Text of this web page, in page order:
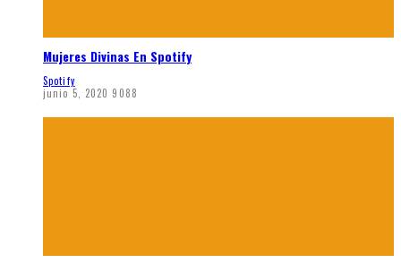
Mujeres Divinas En Spotify
Spotify
junio 5, 2020 9088